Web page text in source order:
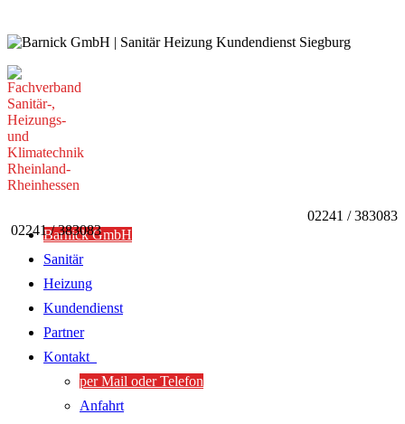
Barnick GmbH
Sanitär
Heizung
Kundendienst
Partner
Kontakt
per Mail oder Telefon
Anfahrt
02241 / 383083
02241 / 383083